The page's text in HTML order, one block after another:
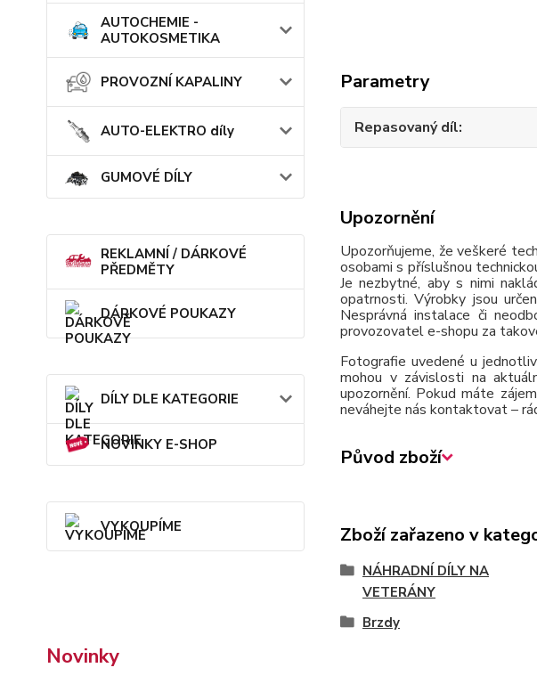
AUTOCHEMIE -
AUTOKOSMETIKA
PROVOZNÍ KAPALINY
AUTO-ELEKTRO díly
GUMOVÉ DÍLY
REKLAMNÍ / DÁRKOVÉ
PŘEDMĚTY
DÁRKOVÉ POUKAZY
DÍLY DLE KATEGORIE
NOVINKY E-SHOP
VYKOUPÍME
Novinky
Parametry
Repasovaný díl
Upozornění
Upozorňujeme, že veškeré
osobami s příslušnou
Je nezbytné, aby s nimi
opatrnosti. Výrobky jsou
Nesprávná instalace či
provozovatel e-shopu za
Fotografie uvedené u
mohou v závislosti na
upozornění. Pokud máte
neváhejte nás kontaktovat –
Původ zboží
Zboží zařazeno v
NÁHRADNÍ DÍLY NA
VETERÁNY
Brzdy